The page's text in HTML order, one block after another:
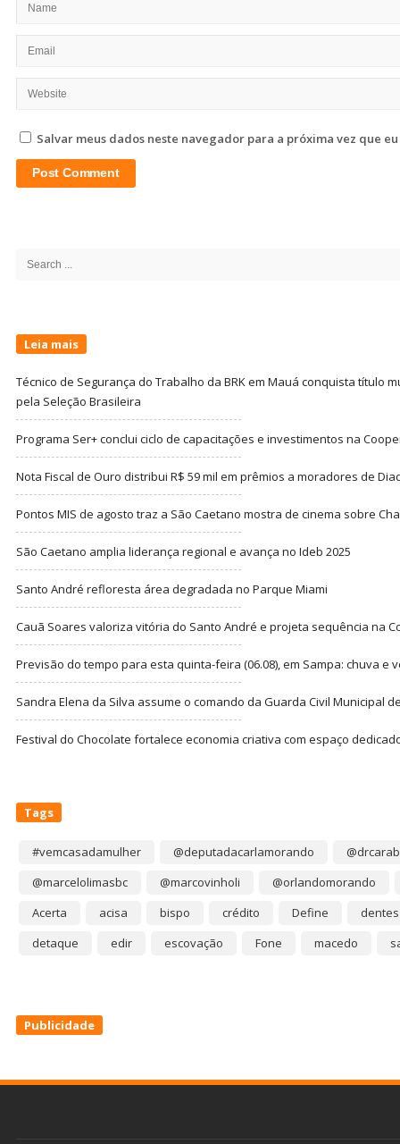
Salvar meus dados neste navegador para a próxima vez que
Search
Leia mais
Técnico de Segurança do Trabalho da BRK em Mauá conquista título
pela Seleção Brasileira
Programa Ser+ conclui ciclo de capacitações e investimentos na
Nota Fiscal de Ouro distribui R$ 59 mil em prêmios a moradores de
Pontos MIS de agosto traz a São Caetano mostra de cinema sobre
São Caetano amplia liderança regional e avança no Ideb 2025
Santo André refloresta área degradada no Parque Miami
Cauã Soares valoriza vitória do Santo André e projeta sequência na
Previsão do tempo para esta quinta-feira (06.08), em Sampa: chuva e
Sandra Elena da Silva assume o comando da Guarda Civil Municipal
Festival do Chocolate fortalece economia criativa com espaço
Tags
#vemcasadamulher @deputadacarlamorando
@marcelolimasbc
@marcovinholi
@orlandomorando
Acerta
acisa bispo crédito Define
dentes
detaque
edir escovação Fone macedo
Publicidade